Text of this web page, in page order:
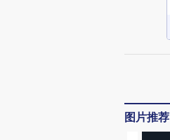
图片推荐